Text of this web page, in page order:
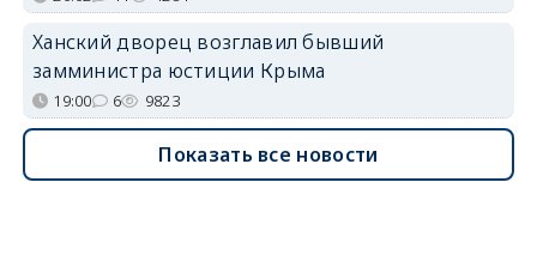
Ханский дворец возглавил бывший
замминистра юстиции Крыма
19:00 6 9823
Показать все новости